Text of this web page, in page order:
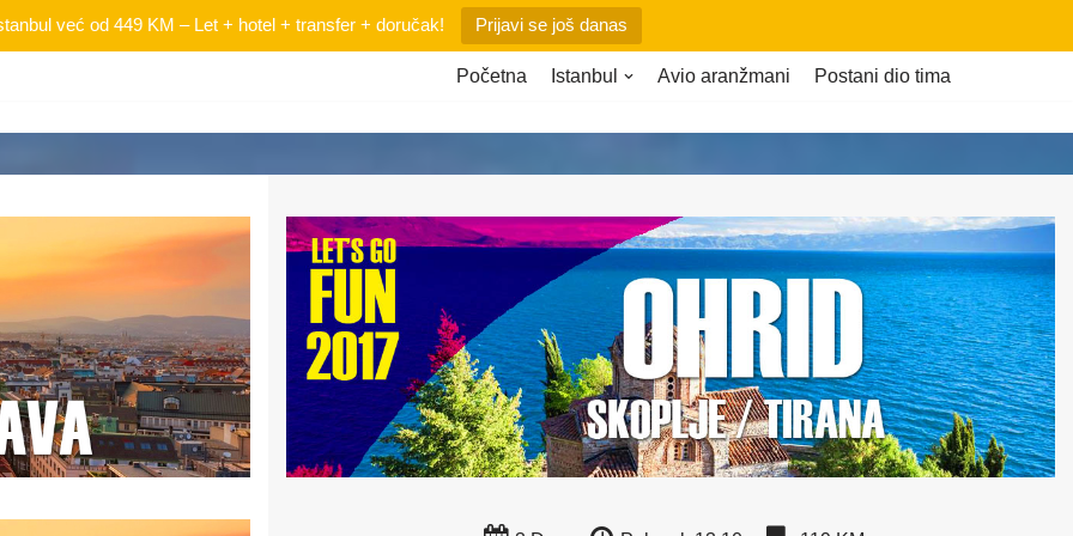
već od 449 KM – Let + hotel + transfer + doručak! Prijavi se još danas
Početna Istanbul Avio aranžmani
Postani dio tima